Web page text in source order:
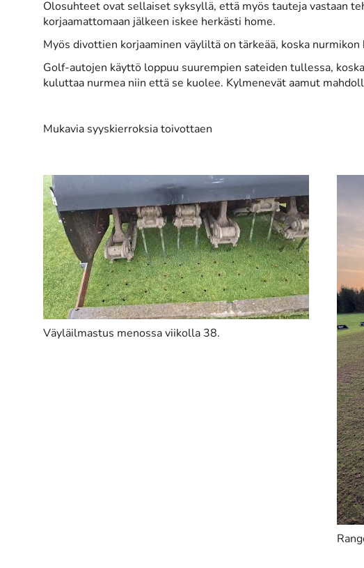
Olosuhteet ovat sellaiset syksyllä, että myös tauteja vastaan
korjaamattomaan jälkeen iskee herkästi home.
Myös divottien korjaaminen väyliltä on tärkeää, koska
Golf-autojen käyttö loppuu suurempien sateiden tullessa,
kuluttaa nurmea niin että se kuolee. Kylmenevät aamut
Mukavia syyskierroksia toivottaen
Väyläilmastus menossa viikolla 38.